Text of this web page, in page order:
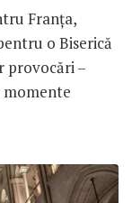
Franța,
o Biserică
provocări –